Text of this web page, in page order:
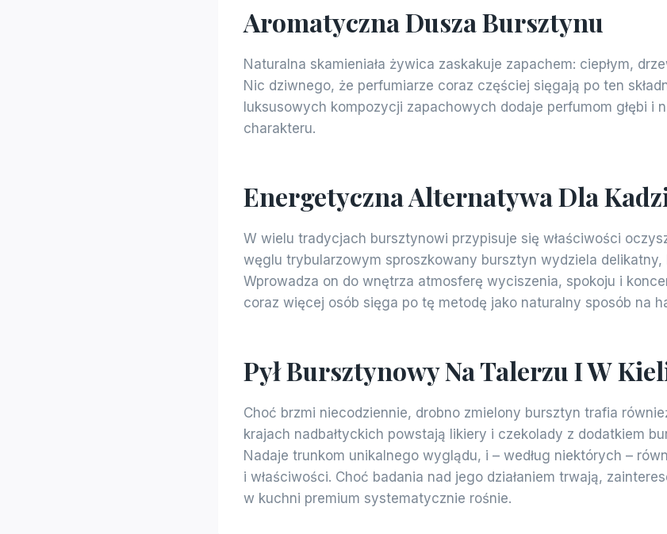
Aromatyczna Dusza Bursztynu
Naturalna skamieniała żywica zaskakuje zapachem: ciepłym,
Nic dziwnego, że perfumiarze coraz częściej sięgają po ten
luksusowych kompozycji zapachowych dodaje perfumom głębi i
charakteru.
Energetyczna Alternatywa Dla
W wielu tradycjach bursztynowi przypisuje się właściwości
węglu trybularzowym sproszkowany bursztyn wydziela
Wprowadza on do wnętrza atmosferę wyciszenia, spokoju i
coraz więcej osób sięga po tę metodę jako naturalny sposób na
Pył Bursztynowy Na Talerzu I W
Choć brzmi niecodziennie, drobno zmielony bursztyn trafia
krajach nadbałtyckich powstają likiery i czekolady z dodatkiem
Nadaje trunkom unikalnego wyglądu, i – według niektórych –
i właściwości. Choć badania nad jego działaniem trwają,
w kuchni premium systematycznie rośnie.